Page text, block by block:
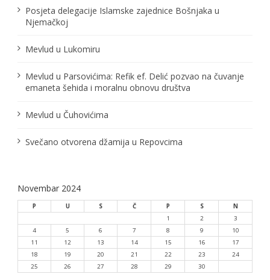
č
a
n
k
a
Posjeta delegacije Islamske zajednice Bošnjaka u
Njemačkoj
Mevlud u Lukomiru
Mevlud u Parsovićima: Refik ef. Delić pozvao na čuvanje
emaneta šehida i moralnu obnovu društva
Mevlud u Čuhovićima
Svečano otvorena džamija u Repovcima
Novembar 2024
P U S Č P S
N
1
2
3
4
5 6 7 8 9
10
11
12 13 14 15 16
17
18
19 20 21 22 23
24
25
26 27 28 29 30